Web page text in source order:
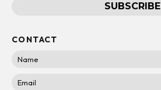
CONTACT